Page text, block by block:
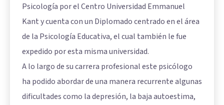
Psicología por el Centro Universidad Emmanuel
Kant y cuenta con un Diplomado centrado en el área
de la Psicología Educativa, el cual también le fue
expedido por esta misma universidad.
A lo largo de su carrera profesional este psicólogo
ha podido abordar de una manera recurrente algunas
dificultades como la depresión, la baja autoestima,